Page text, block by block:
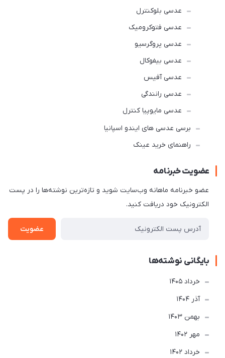
عدسی بلوکنترل
عدسی فتوکرومیک
عدسی پروگرسیو
عدسی بیفوکال
عدسی آفیس
عدسی رانندگی
عدسی مایوپیا کنترل
برسی عدسی های ایندو اسپانیا
راهنمای خرید عینک
عضویت خبرنامه
عضو خبرنامه ماهانه وب‌سایت شوید و تازه‌ترین نوشته‌ها را در پست
الکترونیک خود دریافت کنید.
عضویت
بایگانی نوشته‌ها
خرداد 1405
آذر 1404
بهمن 1403
مهر 1402
خرداد 1402